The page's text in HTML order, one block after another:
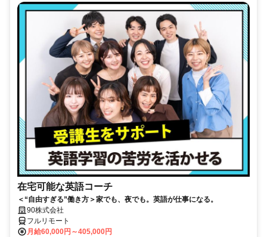
在宅可能な英語コーチ
＜“自由すぎる”働き方＞家でも、夜でも。英語が仕事になる。
90株式会社
フルリモート
月給60,000円～405,000円